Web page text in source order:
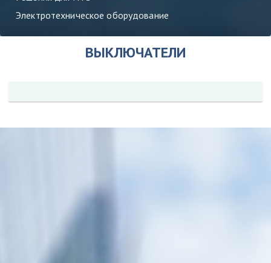
Электротехническое оборудование
ВЫКЛЮЧАТЕЛИ